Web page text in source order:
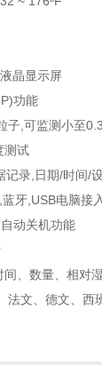
晶显示屏
功能
子,可监测小至
测试
录,日期/时间/
牙,USB电脑接
动关机功能
、数量、相对
法文、德文、西